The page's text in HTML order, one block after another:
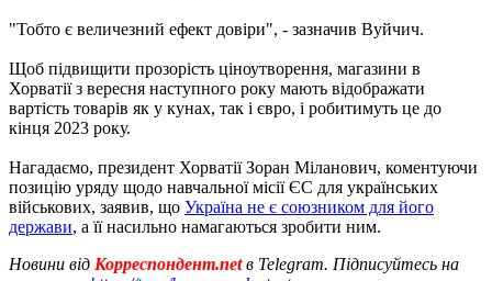
"Тобто є величезний ефект довіри", - зазначив Вуйчич.
Щоб підвищити прозорість ціноутворення, магазини в
Хорватії з вересня наступного року мають відображати
вартість товарів як у кунах, так і євро, і робитимуть це до
кінця 2023 року.
Нагадаємо, президент Хорватії Зоран Міланович, коментуючи
позицію уряду щодо навчальної місії ЄС для українських
військових, заявив, що Україна не є союзником для його
держави, а її насильно намагаються зробити ним.
Новини від Корреспондент.netв Telegram. Підписуйтесь на